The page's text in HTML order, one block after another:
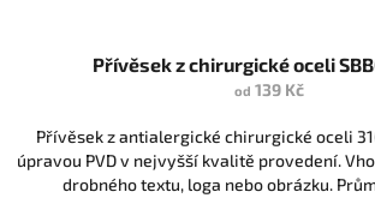
Přívěsek z chirurgické oceli
od 139 Kč
Přívěsek z antialergické chirurgické oceli
úpravou PVD v nejvyšší kvalitě provedení.
drobného textu, loga nebo obrázku.